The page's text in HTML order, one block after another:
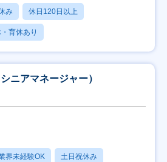
み 休日120日以上
育休あり
ニアマネージャー）
界未経験OK 土日祝休み